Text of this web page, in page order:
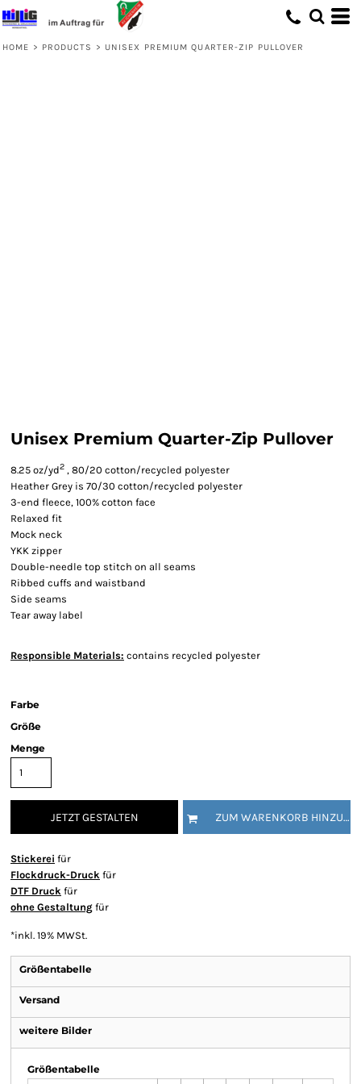
HOME > PRODUCTS > UNISEX PREMIUM QUARTER-ZIP PULLOVER
Unisex Premium Quarter-Zip Pullover
8.25 oz/yd2 , 80/20 cotton/recycled polyester
Heather Grey is 70/30 cotton/recycled polyester
3-end fleece, 100% cotton face
Relaxed fit
Mock neck
YKK zipper
Double-needle top stitch on all seams
Ribbed cuffs and waistband
Side seams
Tear away label
Responsible Materials: contains recycled polyester
Farbe
Größe
Menge
JETZT GESTALTEN ZUM WARENKORB HINZUFÜGEN
Stickerei für
Flockdruck-Druck für
DTF Druck für
ohne Gestaltung für
*inkl. 19% MWSt.
Größentabelle
Versand
weitere Bilder
Größentabelle